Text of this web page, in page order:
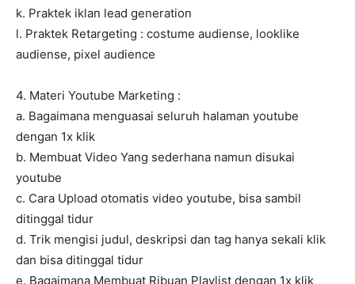
k. Praktek iklan lead generation
l. Praktek Retargeting : costume audiense, looklike
audiense, pixel audience
4. Materi Youtube Marketing :
a. Bagaimana menguasai seluruh halaman youtube
dengan 1x klik
b. Membuat Video Yang sederhana namun disukai
youtube
c. Cara Upload otomatis video youtube, bisa sambil
ditinggal tidur
d. Trik mengisi judul, deskripsi dan tag hanya sekali klik
dan bisa ditinggal tidur
e. Bagaimana Membuat Ribuan Playlist dengan 1x klik